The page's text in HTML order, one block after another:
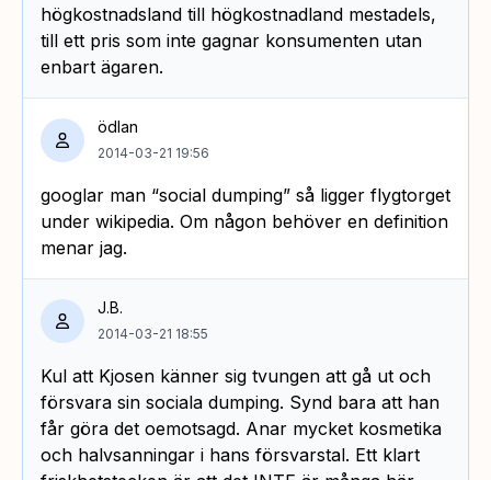
högkostnadsland till högkostnadland mestadels,
till ett pris som inte gagnar konsumenten utan
enbart ägaren.
ödlan
2014-03-21 19:56
googlar man “social dumping” så ligger flygtorget
under wikipedia. Om någon behöver en definition
menar jag.
J.B.
2014-03-21 18:55
Kul att Kjosen känner sig tvungen att gå ut och
försvara sin sociala dumping. Synd bara att han
får göra det oemotsagd. Anar mycket kosmetika
och halvsanningar i hans försvarstal. Ett klart